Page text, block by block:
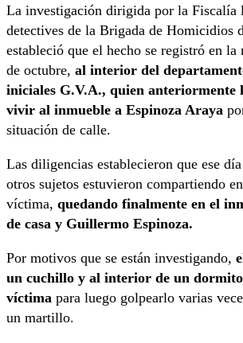
La investigación dirigida por la Fiscalía
detectives de la Brigada de Homicidios
estableció que el hecho se registró en la
de octubre, al interior del
iniciales G.V.A., quien anteriormente
vivir al inmueble a Espinoza Araya
situación de calle.
Las diligencias establecieron que ese
otros sujetos estuvieron compartiendo
víctima, quedando finalmente en el
de casa y Guillermo Espinoza.
Por motivos que se están investigando,
un cuchillo y al interior de un
víctima para luego golpearlo varias
un martillo.